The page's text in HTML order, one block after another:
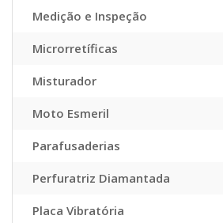
Medição e Inspeção
Microrretíficas
Misturador
Moto Esmeril
Parafusaderias
Perfuratriz Diamantada
Placa Vibratória